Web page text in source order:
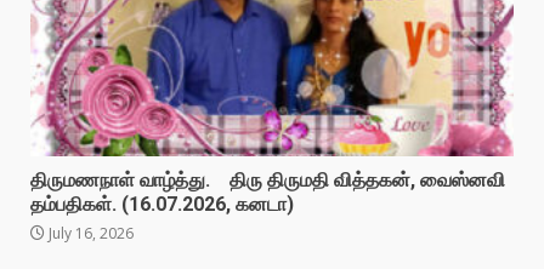
திருமணநாள் வாழ்த்து. திரு திருமதி வித்தகன், வைஸ்னவி
தம்பதிகள். (16.07.2026, கனடா)
July 16, 2026